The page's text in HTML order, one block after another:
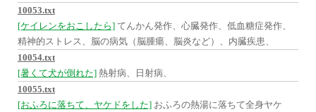
10053.txt
[ケイレンをおこしたら] てんかん発作、心臓発作、低血糖症発作、
精神的ストレス、脳の病気（脳腫瘍、脳炎など）、内臓疾患、
10054.txt
[暑くて犬が倒れた] 熱射病、日射病、
10055.txt
[おふろに落ちて、ヤケドをした] おふろの熱湯に落ちて全身ヤケ